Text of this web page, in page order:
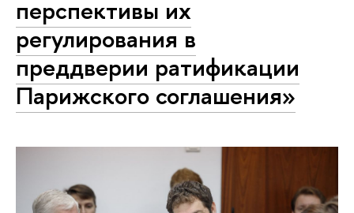
перспективы их
регулирования в
преддверии ратификации
Парижского соглашения»